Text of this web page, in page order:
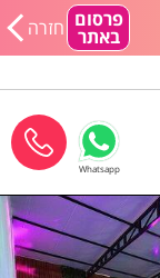
פרסום
באתר חזרה
Whatsapp